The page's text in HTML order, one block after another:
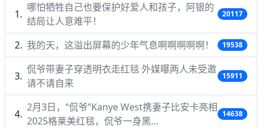
哪怕牺牲自己也要保护好爱人和孩子，阿银的
结局让人意难平！
20117
我的天，这溢出屏幕的少年气息啊啊啊啊啊！ 19538
侃爷带妻子穿透明衣走红毯 外媒曝两人未受邀
请不请自来
15911
2月3日，“侃爷”Kanye West携妻子比安卡亮相
2025格莱美红毯，侃爷一身黑…
14638